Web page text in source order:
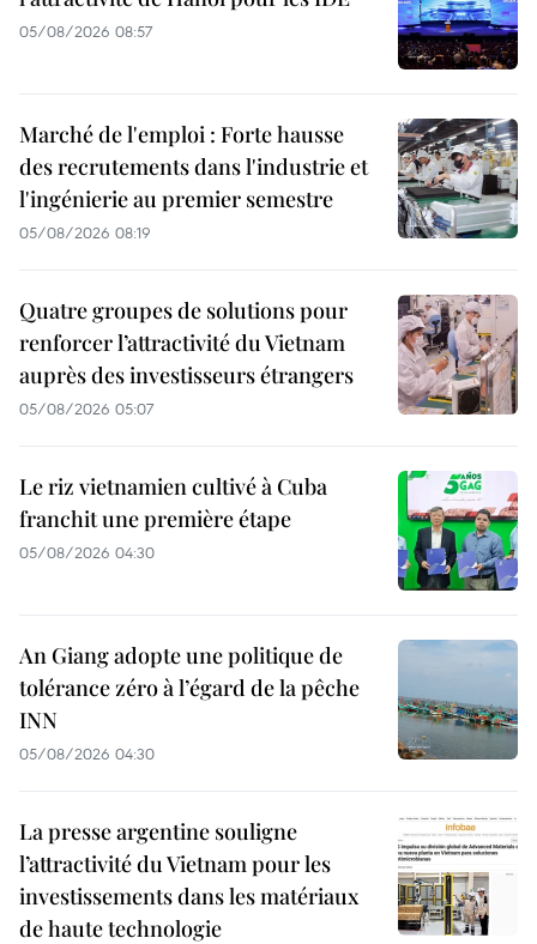
05/08/2026 08:57
Marché de l'emploi : Forte hausse
des recrutements dans l'industrie et
l'ingénierie au premier semestre
05/08/2026 08:19
Quatre groupes de solutions pour
renforcer l’attractivité du Vietnam
auprès des investisseurs étrangers
05/08/2026 05:07
Le riz vietnamien cultivé à Cuba
franchit une première étape
05/08/2026 04:30
An Giang adopte une politique de
tolérance zéro à l’égard de la pêche
INN
05/08/2026 04:30
La presse argentine souligne
l’attractivité du Vietnam pour les
investissements dans les matériaux
de haute technologie